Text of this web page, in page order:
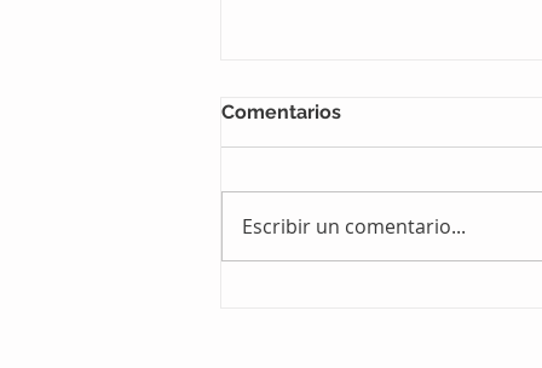
Comentarios
Escribir un comentario...